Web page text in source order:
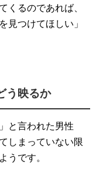
くるのであれば、
見つけてほしい」
う映るか
と言われた男性
しまっていない限
うです。